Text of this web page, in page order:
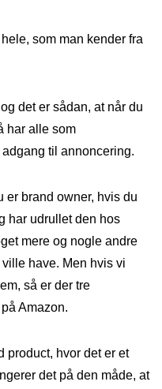
som man kender fra
det er sådan, at når du
har alle som
til annoncering.
er brand owner, hvis du
har udrullet den hos
mere og nogle andre
have. Men hvis vi
så er der tre
Amazon.
product, hvor det er et
det på den måde, at